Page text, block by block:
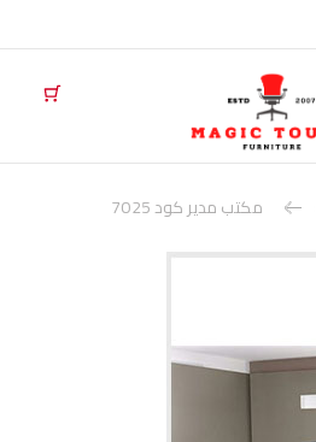
مكتب مدير كود 7025